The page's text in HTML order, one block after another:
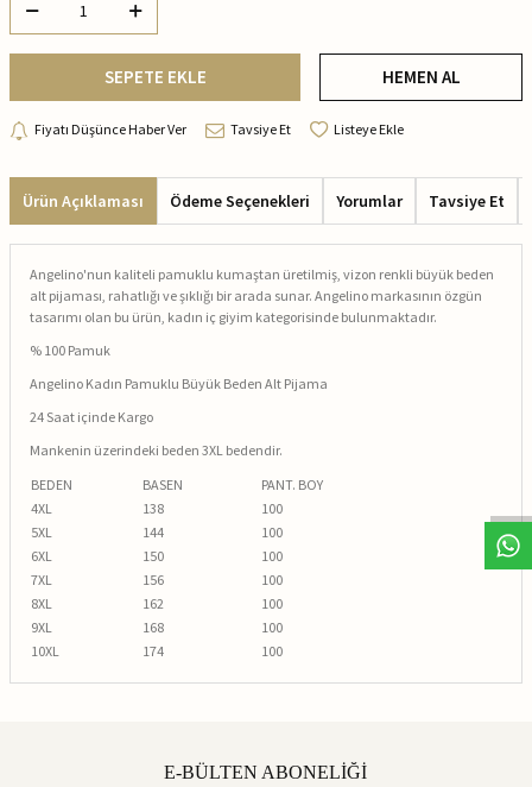
SEPETE EKLE HEMEN AL
Fiyatı Düşünce Haber Ver Tavsiye Et Listeye Ekle
Ürün Açıklaması Ödeme Seçenekleri Yorumlar Tavsiye Et
Angelino'nun kaliteli pamuklu kumaştan üretilmiş, vizon renkli büyük beden
alt pijaması, rahatlığı ve şıklığı bir arada sunar. Angelino markasının özgün
tasarımı olan bu ürün, kadın iç giyim kategorisinde bulunmaktadır.
% 100 Pamuk
Angelino Kadın Pamuklu Büyük Beden Alt Pijama
24 Saat içinde Kargo
Mankenin üzerindeki beden 3XL bedendir.
BEDEN
BASEN
PANT. BOY
4XL
138
100
5XL
144
100
6XL
150
100
7XL
156
100
8XL
162
100
9XL
168
100
10XL
174 100
E-BÜLTEN ABONELİĞİ